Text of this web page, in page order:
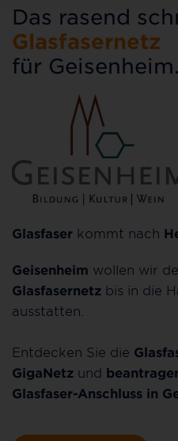
Das rasend
Glasfasernetz
für Geisenheim.
Glasfaser kommt nach
Geisenheim wollen wir
Glasfasernetz bis in die
ausstatten.
Entdecken Sie die
GigaNetz und
Glasfaser-Anschluss in